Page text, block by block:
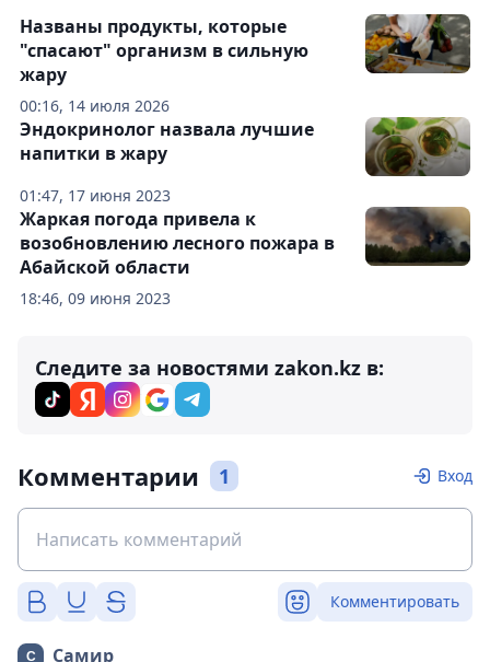
00:16, 14 июля 2026
Названы продукты, которые
"спасают" организм в сильную
жару
01:47, 17 июня 2023
Эндокринолог назвала лучшие
напитки в жару
18:46, 09 июня 2023
Жаркая погода привела к
возобновлению лесного пожара в
Абайской области
Следите за новостями zakon.kz в:
Комментарии 1 Вход
Комментировать
Самир